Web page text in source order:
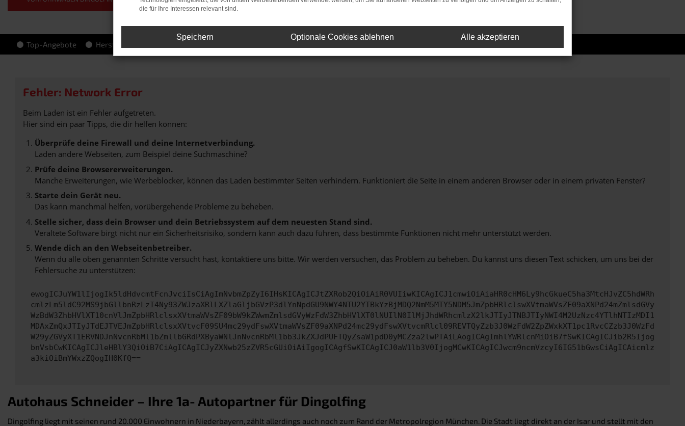
Top-Angebote Hersteller-Info
Fehler: Network Error
Beim Laden ist ein Fehler aufgetreten.
Hier sind ein paar Tipps, die dir helfen können:
Überprüfe deine Firewall und deine Internetverbindung.
Laden andere Webseiten, zum Beispiel deine Suchmaschine?
Prüfe deine Browsererweiterungen.
Manche Erweiterungen, wie Werbeblocker, können das Laden bestimmter Seiten verhindern. Funktioniert die Seite in einem anderen Browser oder in einem privaten Fenster?
Starte dein Gerät neu.
Das kann manchmal helfen, vorübergehende Probleme zu beheben.
Stelle sicher, dass dein Browser und dein Betriebssystem auf dem neuesten Stand sind.
Veraltete Software birgt nicht nur ein Sicherheitsrisiko, sondern kann auch dazu führen, dass bestimmte Funktionen nicht mehr unterstützt werden.
Wende dich an den Webseitenbetreiber.
Wenn du alle oben genannten Schritte versucht hast, kontaktiere uns bitte. Wir werden versuchen, das Problem zu beheben. Du kannst uns diesen Text schicken, um uns bei der
Fehlersuche zu unterstützen:
ewogICJuYW1lIjogIk5ldHdvcmtFcnJvciIsCiAgImNvbmZpZyI6IHsKICAgICJtZXRob2QiOiAiR0VUIiwKICAgICJ1cmwiOiAiaHR0cHM6Ly9hcGkueC5ha3MtcHJvZC5hdWRh
cmlzLm5ldC92MS9jbGllbnRzLzI4Ny93ZWJzaXRlLXZlaGljbGVzP3dlYnNpdGU9NWY4NTU2YTBkYzBjMDQ2NmM5MTY5NDM5JmZpbHRlclswXVtmaWVsZF09aXNPd24mZmlsdGVy
WzBdW3ZhbHVlXT10cnVlJmZpbHRlclsxXVtmaWVsZF09bW9kZWwmZmlsdGVyWzFdW3ZhbHVlXT0lNUIlN0IlMjJhdWRhcmlzX2lkJTIyJTNBJTIyNWI4M2UzNzc4YTlhNTIzMDI1
MDAxZmQxJTIyJTdEJTVEJmZpbHRlclsxXVtvcF09SU4mc29ydFswXVtmaWVsZF09aXNPd24mc29ydFswXVtvcmRlcl09REVTQyZzb3J0WzFdW2ZpZWxkXT1pc1RvcCZzb3J0WzFd
W29yZGVyXT1ERVNDJnNvcnRbMl1bZmllbGRdPXByaWNlJnNvcnRbMl1bb3JkZXJdPUFTQyZsaW1pdD0yMCZza2lwPTAiLAogICAgImhlYWRlcnMiOiB7fSwKICAgICJib2R5Ijog
bnVsbCwKICAgICJleHBlY3QiOiB7CiAgICAgICJyZXNwb25zZVR5cGUiOiAiIgogICAgfSwKICAgICJ0aW1lb3V0IjogMCwKICAgICJwcm9ncmVzcyI6IG51bGwsCiAgICAicmlz
a3kiOiBmYWxzZQogIH0KfQ==
Autohaus Schneider – Ihre 1a- Autopartner für Dingolfing
Dingolfing liegt mit seinen rund 20.000 Einwohnern in Niederbayern, zählt allerdings auch noch zum Rand der Metropolregion München. Die Stadt liegt direkt an der Isar und stellt mit den
die für Ihre Interessen relevant sind.
Speichern Optionale Cookies ablehnen Alle akzeptieren